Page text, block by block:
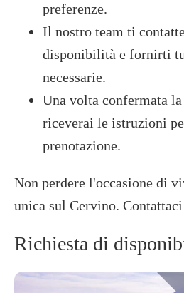
preferenze.
Il nostro team ti
disponibilità e fornirti
necessarie.
Una volta confermata
riceverai le istruzioni
prenotazione.​
Non perdere l'occasione di
unica sul Cervino.
Richiesta di